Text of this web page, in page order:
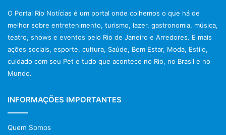
O Portal Rio Notícias é um portal onde colhemos o que há de
melhor sobre entretenimento, turismo, lazer, gastronomia, música,
teatro, shows e eventos pelo Rio de Janeiro e Arredores. E mais
ações sociais, esporte, cultura, Saúde, Bem Estar, Moda, Estilo,
cuidado com seu Pet e tudo que acontece no Rio, no Brasil e no
Mundo.
INFORMAÇÕES IMPORTANTES
Quem Somos